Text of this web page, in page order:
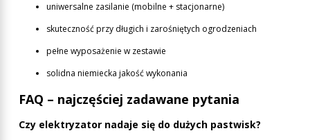
uniwersalne zasilanie (mobilne + stacjonarne)
skuteczność przy długich i zarośniętych ogrodzeniach
pełne wyposażenie w zestawie
solidna niemiecka jakość wykonania
FAQ – najczęściej zadawane pytania
Czy elektryzator nadaje się do dużych pastwisk?